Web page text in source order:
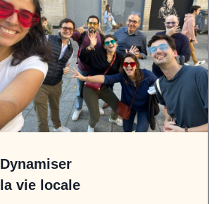
Dynamiser
la vie locale